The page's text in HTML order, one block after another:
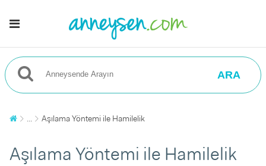
ARA
... Aşılama Yöntemi ile Hamilelik
Aşılama Yöntemi ile Hamilelik